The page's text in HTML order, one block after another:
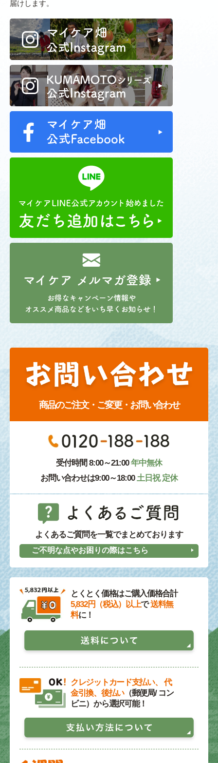
届けします。
商品のご注文・ご変更・お問い合わせ
受付時間 8:00～21:00年中無休
お問い合わせは9:00～18:00 土日祝 定休
よくあるご質問を一覧でまとめております
ご不明な点やお困りの際はこちら
とくとく価格はご購入価格合計
5,832円（税込）以上で送料無
料に！
クレジットカード支払い、 代
金引換、後払い（郵便局/ コン
ビニ）から選択可能！